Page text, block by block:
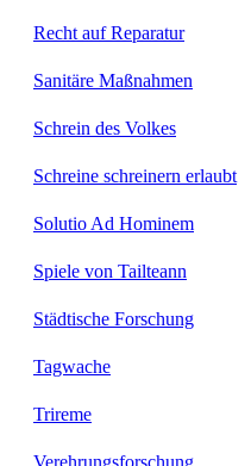
Recht auf Reparatur
Sanitäre Maßnahmen
Schrein des Volkes
Schreine schreinern erlaubt
Solutio Ad Hominem
Spiele von Tailteann
Städtische Forschung
Tagwache
Trireme